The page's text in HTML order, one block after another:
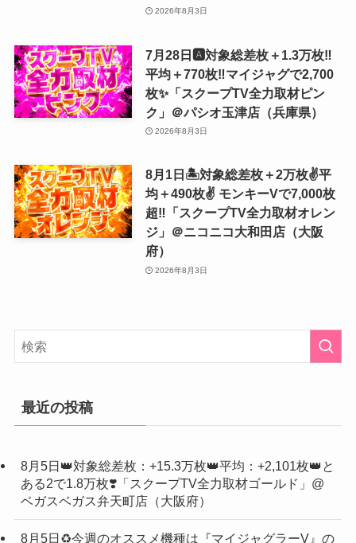
2026年8月3日
7月28日🅰️対象総差枚＋1.3万枚‼️
平均＋770枚‼️マイジャグで2,700
枚✨「スクープTV全力取材ピン
ク」＠パシオ玉津店（兵庫県）
2026年8月3日
8月1日🏝️対象総差枚＋2万枚✌️平
均＋490枚✌️ モンキーVで7,000枚
超‼️「スクープTV全力取材オレン
ジ」＠ニコニコ大和田店（大阪
府）
2026年8月3日
最近の投稿
8月5日👑対象総差枚：+15.3万枚👑平均：+2,101枚👑と
ある2で1.8万枚❣️「スクープTV全力取材ゴールド」@
ベガスベガス弁天町店（大阪府）
8月5日♻️今週のオススメ機種は『マイジャグラーV』の